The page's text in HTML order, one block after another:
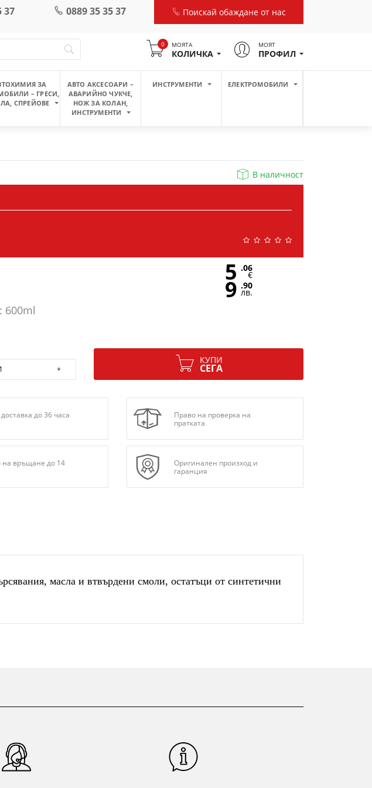
37 0889 35 35 37 Поискай обаждане от нас
0 МОЯТА
КОЛИЧКА
МОЯТ
ПРОФИЛ
ЗА
– ГРЕСИ,
СПРЕЙОВЕ
АВТО АКСЕСОАРИ –
АВАРИЙНО ЧУКЧЕ,
НОЖ ЗА КОЛАН,
ИНСТРУМЕНТИ
ИНСТРУМЕНТИ ЕЛЕКТРОМОБИЛИ
В наличност
5 .06
€
9 .90
лв.
+
КУПИ
СЕГА
до 36 часа
Право на проверка на
пратката
на връщане до 14
Оригинален произход и
гаранция
масла и втвърдени смоли, остатъци от синтетични